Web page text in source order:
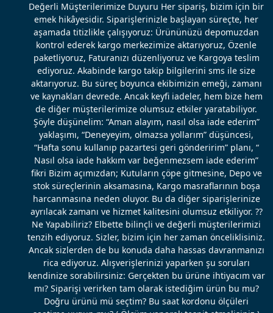
Değerli Müşterilerimize Duyuru Her sipariş, bizim için bir
emek hikâyesidir. Siparişlerinizle başlayan süreçte, her
aşamada titizlikle çalışıyoruz: Ürününüzü depomuzdan
kontrol ederek kargo merkezimize aktarıyoruz, Özenle
paketliyoruz, Faturanızı düzenliyoruz ve Kargoya teslim
ediyoruz. Akabinde kargo takip bilgilerini sms ile size
aktarıyoruz. Bu süreç boyunca ekibimizin emeği, zamanı
ve kaynakları devrede. Ancak keyfi iadeler, hem bize hem
de diğer müşterilerimize olumsuz etkiler yaratabiliyor.
Şöyle düşünelim: “Aman alayım, nasıl olsa iade ederim”
yaklaşımı, “Deneyeyim, olmazsa yollarım” düşüncesi,
“Hafta sonu kullanıp pazartesi geri gönderirim” planı, “
Nasıl olsa iade hakkım var beğenmezsem iade ederim”
fikri Bizim açımızdan; Kutuların çöpe gitmesine, Depo ve
stok süreçlerinin aksamasına, Kargo masraflarının boşa
harcanmasına neden oluyor. Bu da diğer siparişlerinize
ayrılacak zamanı ve hizmet kalitesini olumsuz etkiliyor. ??
Ne Yapabiliriz? Elbette bilinçli ve değerli müşterilerimizi
tenzih ediyoruz. Sizler, bizim için her zaman önceliklisiniz.
Ancak sizlerden de bu konuda daha hassas davranmanızı
rica ediyoruz. Alışverişlerinizi yaparken şu soruları
kendinize sorabilirsiniz: Gerçekten bu ürüne ihtiyacım var
mı? Siparişi verirken tam olarak istediğim ürün bu mu?
Doğru ürünü mü seçtim? Bu saat kordonu ölçüleri